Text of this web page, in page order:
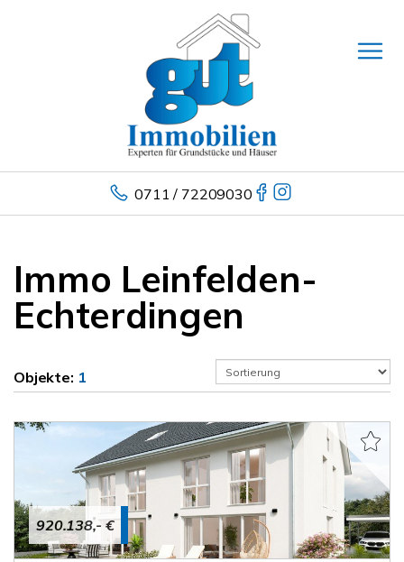
0711 / 72209030
Immo Leinfelden-
Echterdingen
Objekte: 1
920.138,- €